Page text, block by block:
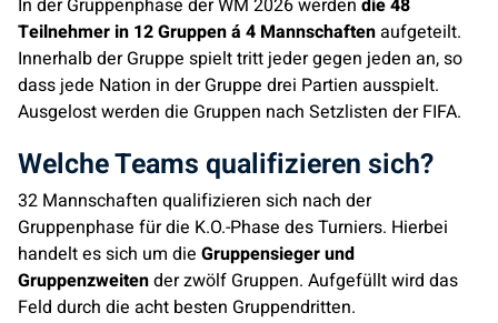
In der Gruppenphase der WM 2026 werden die 48
Teilnehmer in 12 Gruppen á 4 Mannschaftenaufgeteilt.
Innerhalb der Gruppe spielt tritt jeder gegen jeden an, so
dass jede Nation in der Gruppe drei Partien ausspielt.
Ausgelost werden die Gruppen nach Setzlisten der FIFA.
Welche Teams qualifizieren sich?
32 Mannschaften qualifizieren sich nach der
Gruppenphase für die K.O.-Phase des Turniers. Hierbei
handelt es sich um die Gruppensieger und
Gruppenzweitender zwölf Gruppen. Aufgefüllt wird das
Feld durch die acht besten Gruppendritten.